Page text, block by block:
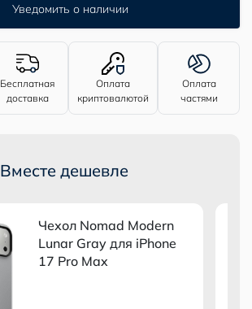
Уведомить о наличии
Бесплатная
доставка
Оплата
криптовалютой
Оплата
частями
Вместе дешевле
Чехол Nomad Modern
Lunar Gray для iPhone
17 Pro Max